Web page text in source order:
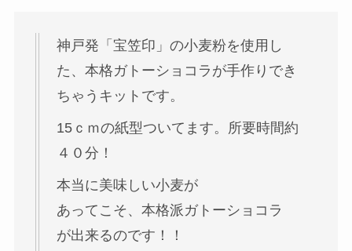
神戸発「宝笠印」の小麦粉を使用し
た、本格ガトーショコラが手作りでき
ちゃうキットです。
15ｃｍの紙型ついてます。所要時間約
４０分！
本当に美味しい小麦が
あってこそ、本格派ガトーショコラ
が出来るのです！！